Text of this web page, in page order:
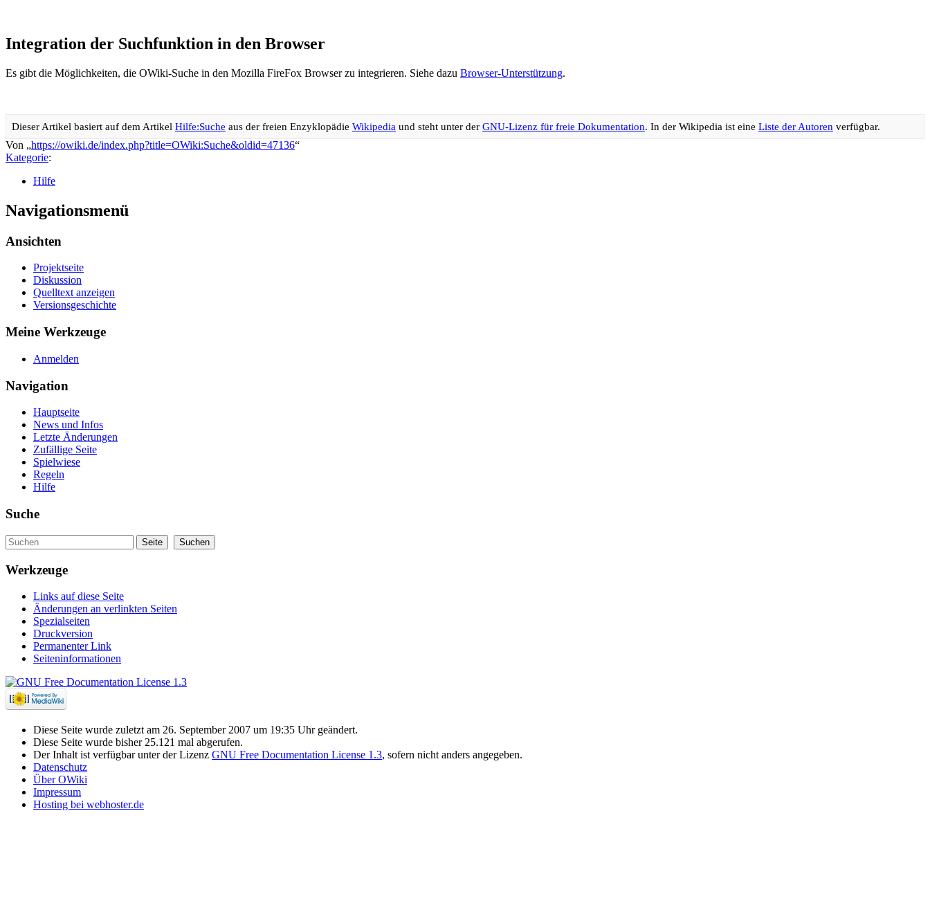
Integration der Suchfunktion in den Browser
Es gibt die Möglichkeiten, die OWiki-Suche in den Mozilla FireFox Browser zu integrieren. Siehe dazu Browser-Unterstützung.
Dieser Artikel basiert auf dem Artikel Hilfe:Suche aus der freien Enzyklopädie Wikipedia und steht unter der GNU-Lizenz für freie Dokumentation. In der Wikipedia ist eine Liste der Autoren verfügbar.
Von „https://owiki.de/index.php?title=OWiki:Suche&oldid=47136“
Kategorie:
Hilfe
Navigationsmenü
Ansichten
Projektseite
Diskussion
Quelltext anzeigen
Versionsgeschichte
Meine Werkzeuge
Anmelden
Navigation
Hauptseite
News und Infos
Letzte Änderungen
Zufällige Seite
Spielwiese
Regeln
Hilfe
Suche
Werkzeuge
Links auf diese Seite
Änderungen an verlinkten Seiten
Spezialseiten
Druckversion
Permanenter Link
Seiteninformationen
Diese Seite wurde zuletzt am 26. September 2007 um 19:35 Uhr geändert.
Diese Seite wurde bisher 25.121 mal abgerufen.
Der Inhalt ist verfügbar unter der Lizenz GNU Free Documentation License 1.3, sofern nicht anders angegeben.
Datenschutz
Über OWiki
Impressum
Hosting bei webhoster.de